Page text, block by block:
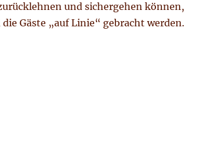
und sichergehen können,
Gäste „auf Linie“ gebracht werden.
1.7.´17“